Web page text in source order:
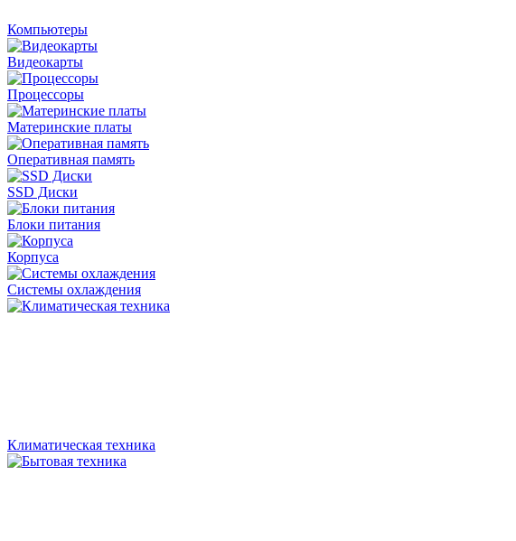
Компьютеры
Видеокарты
Процессоры
Материнские платы
Оперативная память
SSD Диски
Блоки питания
Корпуса
Системы охлаждения
Климатическая техника